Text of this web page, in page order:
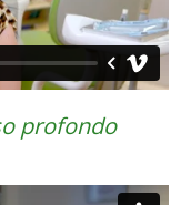
profondo